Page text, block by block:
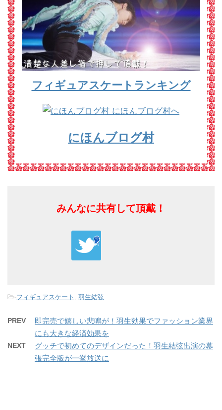
フィギュアスケートランキング
にほんブログ村
みんなに共有して頂戴！
-フィギュアスケート 羽生結弦
PREV
即完売で嬉しい悲鳴が！羽生効果でファッション業界
にも大きな経済効果を
NEXT
グッチで初めてのデザインだった！羽生結弦出演の幕
張完全版が一挙放送に